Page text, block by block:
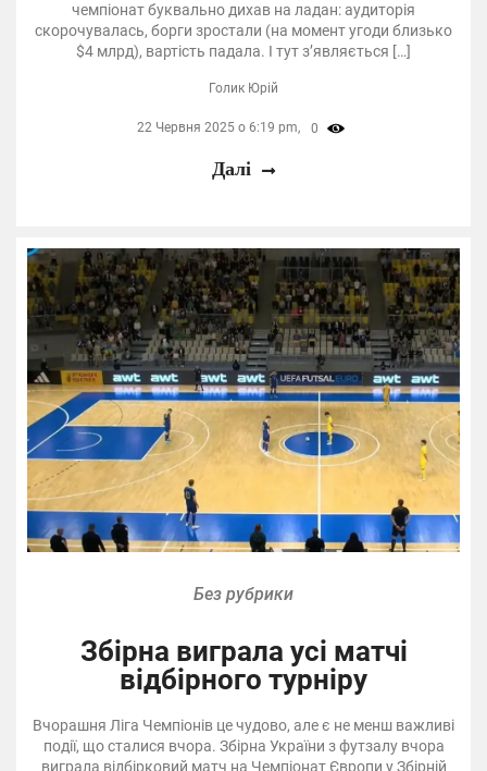
чемпіонат буквально дихав на ладан: аудиторія
скорочувалась, борги зростали (на момент угоди близько
$4 млрд), вартість падала. І тут з’являється […]
Голик Юрій
22 Червня 2025 о 6:19 pm, 0
Далі
Без рубрики
Збірна виграла усі матчі
відбірного турніру
Вчорашня Ліга Чемпіонів це чудово, але є не менш важливі
події, що сталися вчора. Збірна України з футзалу вчора
виграла відбірковий матч на Чемпіонат Європи у Збірній